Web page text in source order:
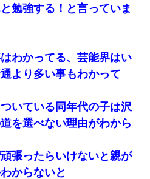
勉強する！と言っていま
わかってる、芸能界はい
より多い事もわかって
いている同年代の子は沢
を選べない理由がわから
張ったらいけないと親が
からないと